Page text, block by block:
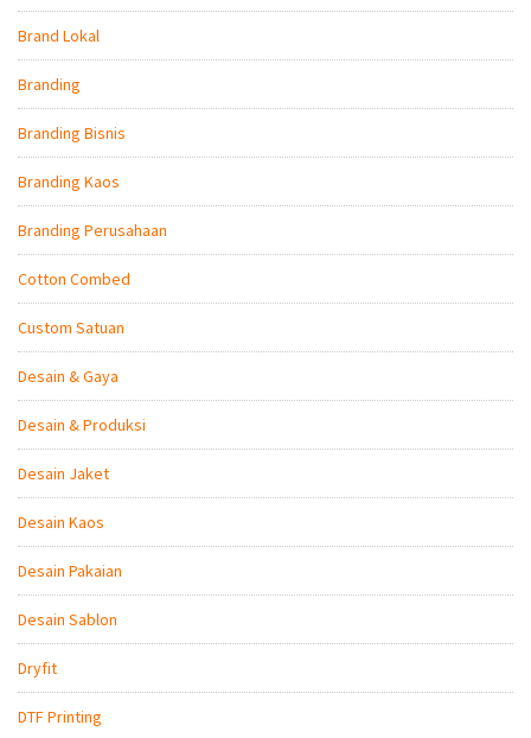
Brand Lokal
Branding
Branding Bisnis
Branding Kaos
Branding Perusahaan
Cotton Combed
Custom Satuan
Desain & Gaya
Desain & Produksi
Desain Jaket
Desain Kaos
Desain Pakaian
Desain Sablon
Dryfit
DTF Printing